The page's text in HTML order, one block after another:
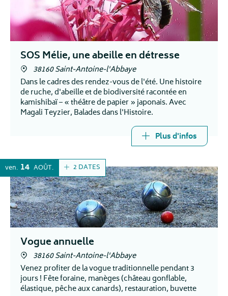
SOS Mélie, une abeille en détresse
38160 Saint-Antoine-l'Abbaye
Dans le cadres des rendez-vous de l'été. Une histoire
de ruche, d'abeille et de biodiversité racontée en
kamishibaï – « théâtre de papier » japonais. Avec
Magali Teyzier, Balades dans l'Histoire.
Plus d'infos
2 DATES
ven. 14 AOÛT
Vogue annuelle
38160 Saint-Antoine-l'Abbaye
Venez profiter de la vogue traditionnelle pendant 3
jours ! Fête foraine, manèges (château gonflable,
élastique, pêche aux canards), restauration, buvette